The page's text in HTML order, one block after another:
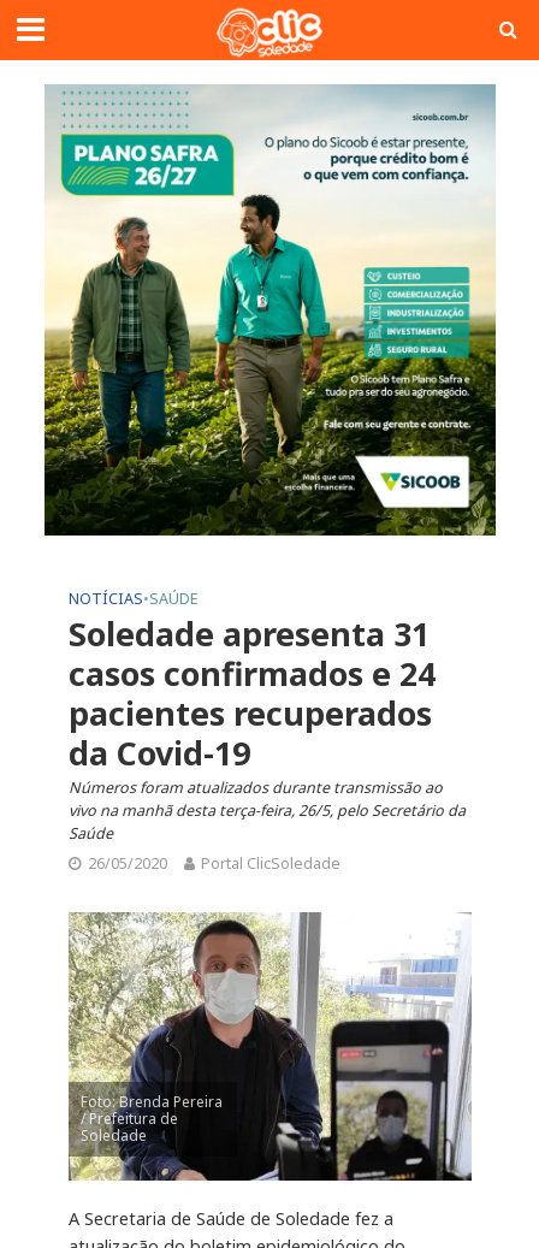
NOTÍCIAS•SAÚDE
Soledade apresenta 31
casos confirmados e 24
pacientes recuperados
da Covid-19
Números foram atualizados durante transmissão ao
vivo na manhã desta terça-feira, 26/5, pelo Secretário da
Saúde
26/05/2020
Portal ClicSoledade
Foto: Brenda Pereira
/ Prefeitura de
Soledade
A Secretaria de Saúde de Soledade fez a